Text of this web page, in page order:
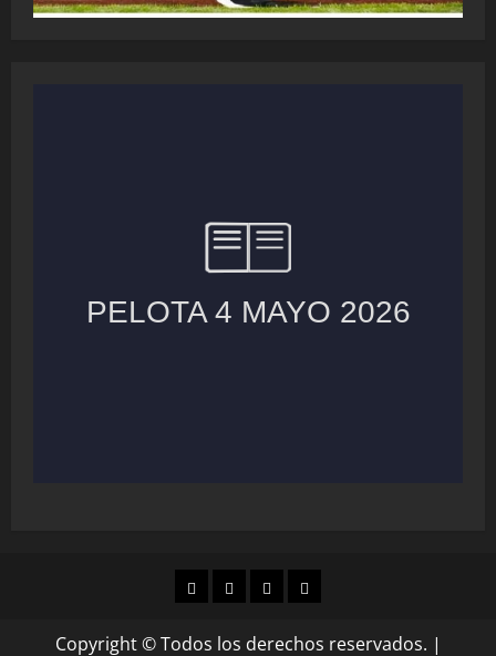
MUNICIPIOS
LOCALES
NACIONAL
COLUMNAS
Copyright © Todos los derechos reservados. |